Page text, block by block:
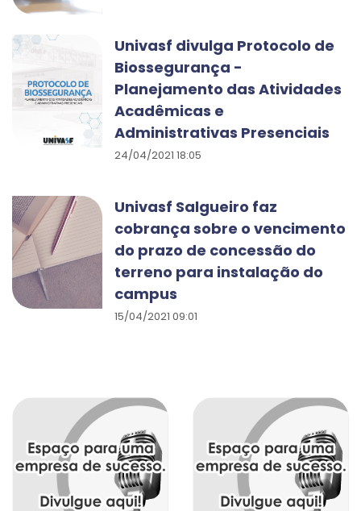
Univasf divulga Protocolo de
Biossegurança -
Planejamento das Atividades
Acadêmicas e
Administrativas Presenciais
24/04/2021 18:05
Univasf Salgueiro faz
cobrança sobre o vencimento
do prazo de concessão do
terreno para instalação do
campus
15/04/2021 09:01